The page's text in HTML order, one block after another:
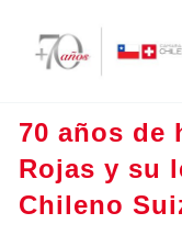
contenido
70 años de
Rojas y su
Chileno